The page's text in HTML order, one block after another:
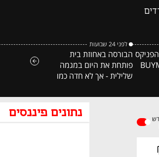
המדדים
לפני 24 שבועות
הבורסה באחוזת בית
פותחת את היום במגמה
שלילית - אך לא חדה כמו
נתונים פיננסים